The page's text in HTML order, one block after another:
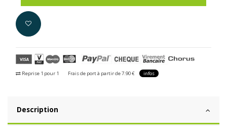
Reprise 1 pour 1 Frais de port à partir de 7.90 € infos
Description